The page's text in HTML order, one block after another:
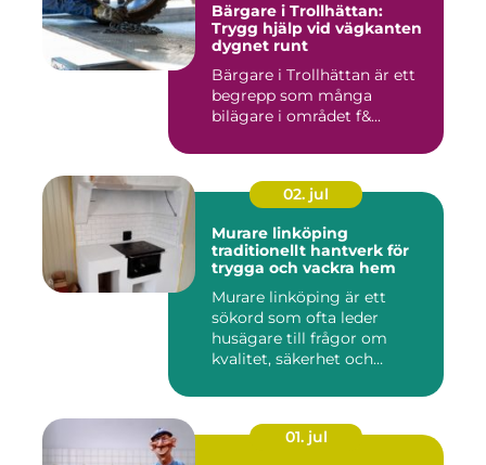
Bärgare i Trollhättan:
Trygg hjälp vid vägkanten
dygnet runt
Bärgare i Trollhättan är ett
begrepp som många
bilägare i området f&...
02. jul
Murare linköping
traditionellt hantverk för
trygga och vackra hem
Murare linköping är ett
sökord som ofta leder
husägare till frågor om
kvalitet, säkerhet och
01. jul